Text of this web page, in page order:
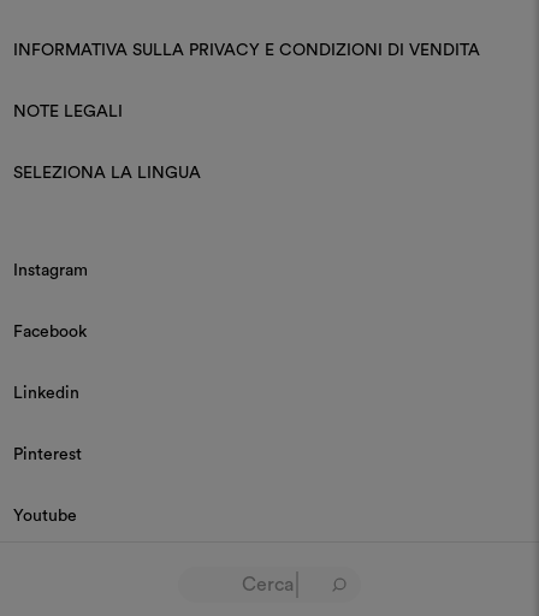
INFORMATIVA SULLA PRIVACY E CONDIZIONI DI VENDITA
NOTE LEGALI
SELEZIONA LA LINGUA
Instagram
Facebook
Linkedin
Pinterest
Youtube
© 2026 Dedar P.IVA 03187590157